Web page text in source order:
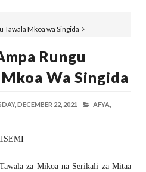
Mkoa wa Singida
Rungu
Wa Singida
DECEMBER 22, 2021 AFYA,
za Mikoa na Serikali za Mitaa